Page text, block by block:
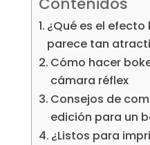
¿Qué es el
parece tan
Cómo hacer
cámara réflex
Consejos de
edición para un
¿Listos para